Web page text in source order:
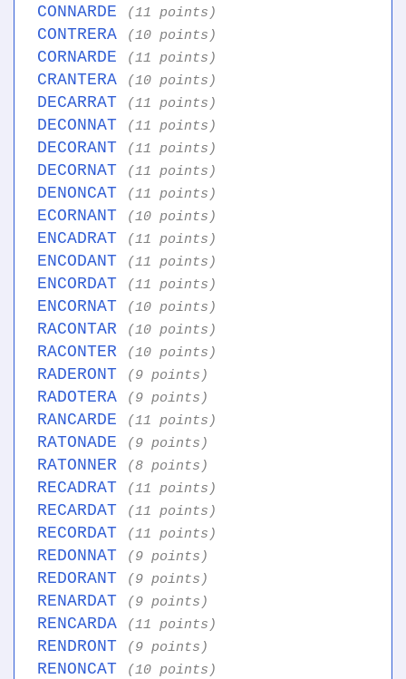
CONNARDE (11 points)
CONTRERA (10 points)
CORNARDE (11 points)
CRANTERA (10 points)
DECARRAT (11 points)
DECONNAT (11 points)
DECORANT (11 points)
DECORNAT (11 points)
DENONCAT (11 points)
ECORNANT (10 points)
ENCADRAT (11 points)
ENCODANT (11 points)
ENCORDAT (11 points)
ENCORNAT (10 points)
RACONTAR (10 points)
RACONTER (10 points)
RADERONT (9 points)
RADOTERA (9 points)
RANCARDE (11 points)
RATONADE (9 points)
RATONNER (8 points)
RECADRAT (11 points)
RECARDAT (11 points)
RECORDAT (11 points)
REDONNAT (9 points)
REDORANT (9 points)
RENARDAT (9 points)
RENCARDA (11 points)
RENDRONT (9 points)
RENONCAT (10 points)